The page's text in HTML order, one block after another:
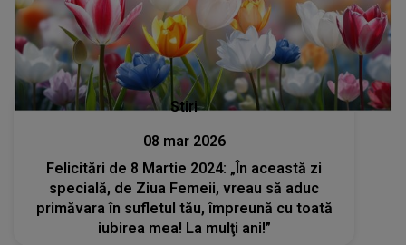
Stiri
08 mar 2026
Felicitări de 8 Martie 2024: „În această zi
specială, de Ziua Femeii, vreau să aduc
primăvara în sufletul tău, împreună cu toată
iubirea mea! La mulţi ani!”